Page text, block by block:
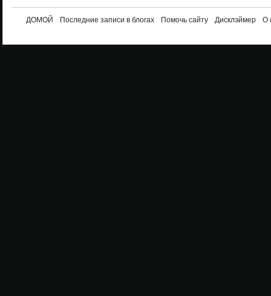
ДОМОЙ Последние записи в блогах Помочь сайту Дисклэймер О